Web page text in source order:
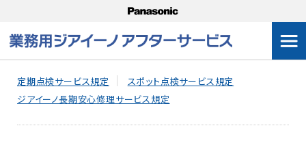
定期点検サービス規定 ｜
スポット点検サービス規定
ジアイーノ長期安心修理サービス規定